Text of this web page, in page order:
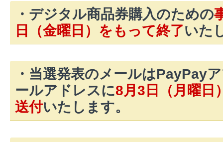
・デジタル商品券購入のための
日（金曜日）をもって終了いた
・当選発表のメールはPayPay
ールアドレスに8月3日（月曜日
送付いたします。